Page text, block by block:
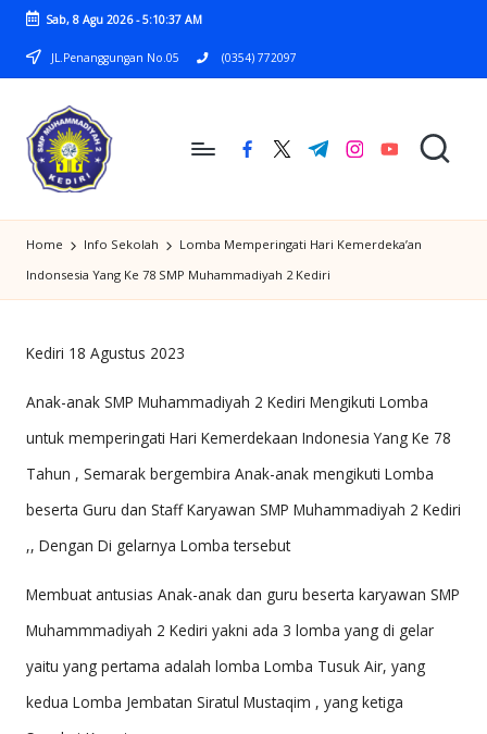
Skip
content
Sab, 8 Agu 2026-5:10:37 AM
JL.Penanggungan No.05 (0354) 772097
S
M
P
U
H
A
M
M
A
D
IY
A
H
MUHAMMADIYAH
2
facebook.com
twitter.com
t.me instagram.com
youtube.com
Home Info Sekolah
Lomba Memperingati Hari Kemerdeka’an
Indonsesia Yang Ke 78 SMP Muhammadiyah 2 Kediri
Kediri 18 Agustus 2023
Anak-anak SMP Muhammadiyah 2 Kediri Mengikuti Lomba
untuk memperingati Hari Kemerdekaan Indonesia Yang Ke 78
Tahun , Semarak bergembira Anak-anak mengikuti Lomba
beserta Guru dan Staff Karyawan SMP Muhammadiyah 2 Kediri
,, Dengan Di gelarnya Lomba tersebut
Membuat antusias Anak-anak dan guru beserta karyawan SMP
Muhammmadiyah 2 Kediri yakni ada 3 lomba yang di gelar
yaitu yang pertama adalah lomba Lomba Tusuk Air, yang
kedua Lomba Jembatan Siratul Mustaqim , yang ketiga